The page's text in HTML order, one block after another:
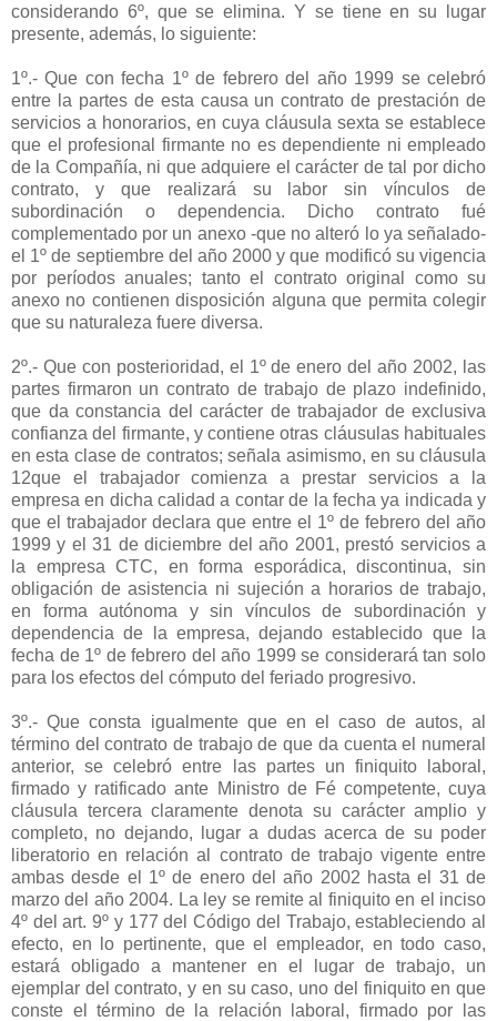
considerando 6º, que se elimina. Y se tiene en su lugar
presente, además, lo siguiente:
1º.- Que con fecha 1º de febrero del año 1999 se celebró
entre la partes de esta causa un contrato de prestación de
servicios a honorarios, en cuya cláusula sexta se establece
que el profesional firmante no es dependiente ni empleado
de la Compañía, ni que adquiere el carácter de tal por dicho
contrato, y que realizará su labor sin vínculos de
subordinación o dependencia. Dicho contrato fué
complementado por un anexo -que no alteró lo ya señalado-
el 1º de septiembre del año 2000 y que modificó su vigencia
por períodos anuales; tanto el contrato original como su
anexo no contienen disposición alguna que permita colegir
que su naturaleza fuere diversa.
2º.- Que con posterioridad, el 1º de enero del año 2002, las
partes firmaron un contrato de trabajo de plazo indefinido,
que da constancia del carácter de trabajador de exclusiva
confianza del firmante, y contiene otras cláusulas habituales
en esta clase de contratos; señala asimismo, en su cláusula
12que el trabajador comienza a prestar servicios a la
empresa en dicha calidad a contar de la fecha ya indicada y
que el trabajador declara que entre el 1º de febrero del año
1999 y el 31 de diciembre del año 2001, prestó servicios a
la empresa CTC, en forma esporádica, discontinua, sin
obligación de asistencia ni sujeción a horarios de trabajo,
en forma autónoma y sin vínculos de subordinación y
dependencia de la empresa, dejando establecido que la
fecha de 1º de febrero del año 1999 se considerará tan solo
para los efectos del cómputo del feriado progresivo.
3º.- Que consta igualmente que en el caso de autos, al
término del contrato de trabajo de que da cuenta el numeral
anterior, se celebró entre las partes un finiquito laboral,
firmado y ratificado ante Ministro de Fé competente, cuya
cláusula tercera claramente denota su carácter amplio y
completo, no dejando, lugar a dudas acerca de su poder
liberatorio en relación al contrato de trabajo vigente entre
ambas desde el 1º de enero del año 2002 hasta el 31 de
marzo del año 2004. La ley se remite al finiquito en el inciso
4º del art. 9º y 177 del Código del Trabajo, estableciendo al
efecto, en lo pertinente, que el empleador, en todo caso,
estará obligado a mantener en el lugar de trabajo, un
ejemplar del contrato, y en su caso, uno del finiquito en que
conste el término de la relación laboral, firmado por las